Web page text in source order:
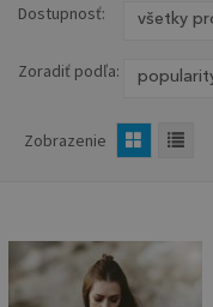
Dostupnosť:
Zoradiť podľa:
Zobrazenie